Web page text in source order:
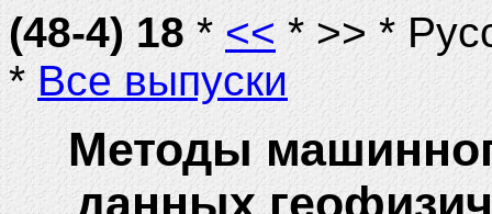
(48-4) 18*<< * >> *
*Все выпуски
Методы
данных